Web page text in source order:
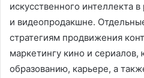
искусственного интеллекта
и видеопродакшне.
стратегиям продвижения
маркетингу кино и
образованию, карьере, а